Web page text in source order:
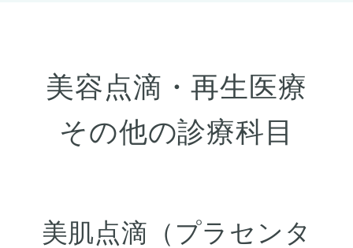
美容点滴・再生医療
その他の診療科目
美肌点滴（プラセンタ